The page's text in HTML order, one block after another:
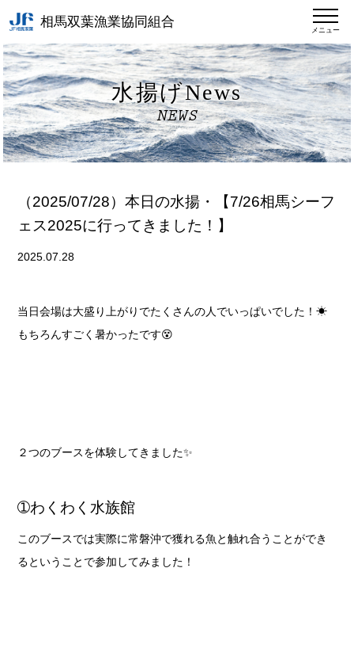
相馬双葉漁業協同組合
メニュー
水揚げNews
NEWS
（2025/07/28）本日の水揚・【7/26相馬シーフ
ェス2025に行ってきました！】
2025.07.28
当日会場は大盛り上がりでたくさんの人でいっぱいでした！☀
もちろんすごく暑かったです😵
２つのブースを体験してきました✨
➀わくわく水族館
このブースでは実際に常磐沖で獲れる魚と触れ合うことができ
るということで参加してみました！